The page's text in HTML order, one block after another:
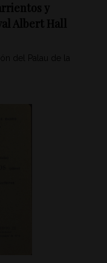
y
Albert Hall
del Palau de la